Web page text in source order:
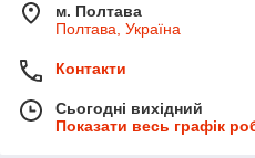
м. Полтава
Полтава, Україна
Контакти
Сьогодні вихідний
Показати весь графік